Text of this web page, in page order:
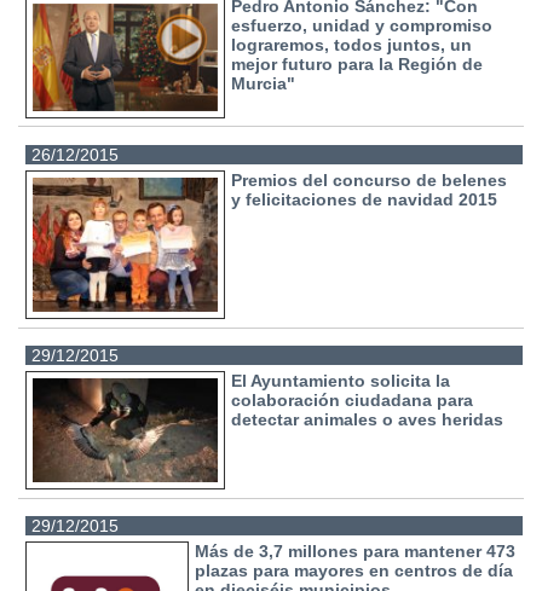
Pedro Antonio Sánchez: "Con
esfuerzo, unidad y compromiso
lograremos, todos juntos, un
mejor futuro para la Región de
Murcia"
26/12/2015
Premios del concurso de belenes
y felicitaciones de navidad 2015
29/12/2015
El Ayuntamiento solicita la
colaboración ciudadana para
detectar animales o aves heridas
29/12/2015
Más de 3,7 millones para mantener 473
plazas para mayores en centros de día